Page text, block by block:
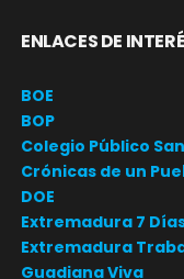
ENLACES DE
BOE
BOP
Colegio Público
Crónicas de un
DOE
Extremadura 7
Extremadura
Guadiana Viva